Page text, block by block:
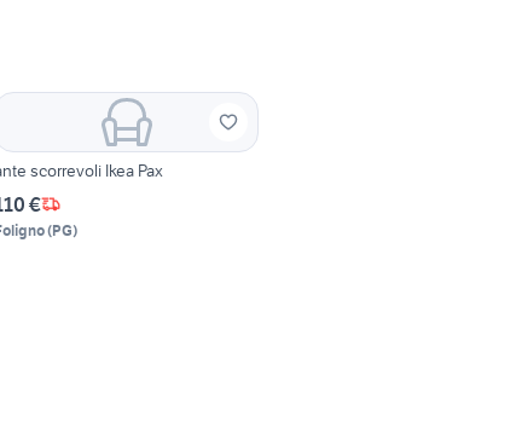
scorrevoli Ikea Pax
€
(PG)